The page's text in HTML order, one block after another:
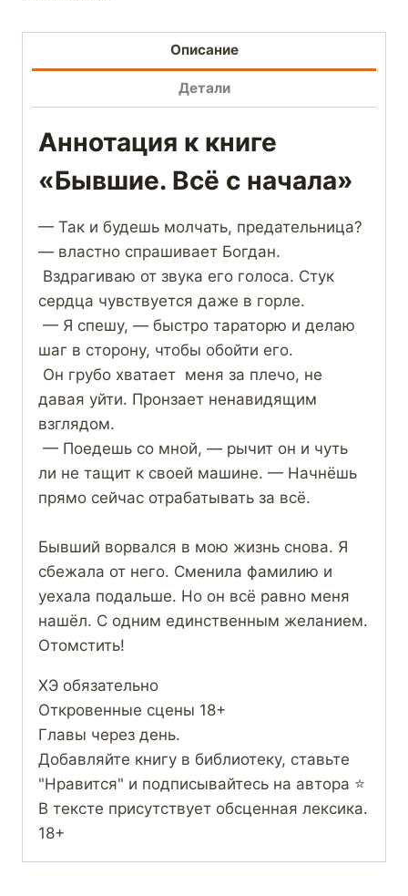
Описание
Детали
Аннотация к книге
«Бывшие. Всё с начала»
— Так и будешь молчать, предательница?
— властно спрашивает Богдан.
Вздрагиваю от звука его голоса. Стук
сердца чувствуется даже в горле.
— Я спешу, — быстро тараторю и делаю
шаг в сторону, чтобы обойти его.
Он грубо хватает меня за плечо, не
давая уйти. Пронзает ненавидящим
взглядом.
— Поедешь со мной, — рычит он и чуть
ли не тащит к своей машине. — Начнёшь
прямо сейчас отрабатывать за всё.
Бывший ворвался в мою жизнь снова. Я
сбежала от него. Сменила фамилию и
уехала подальше. Но он всё равно меня
нашёл. С одним единственным желанием.
Отомстить!
ХЭ обязательно
Откровенные сцены 18+
Главы через день.
Добавляйте книгу в библиотеку, ставьте
"Нравится" и подписывайтесь на автора ‍⭐️
В тексте присутствует обсценная лексика.
18+